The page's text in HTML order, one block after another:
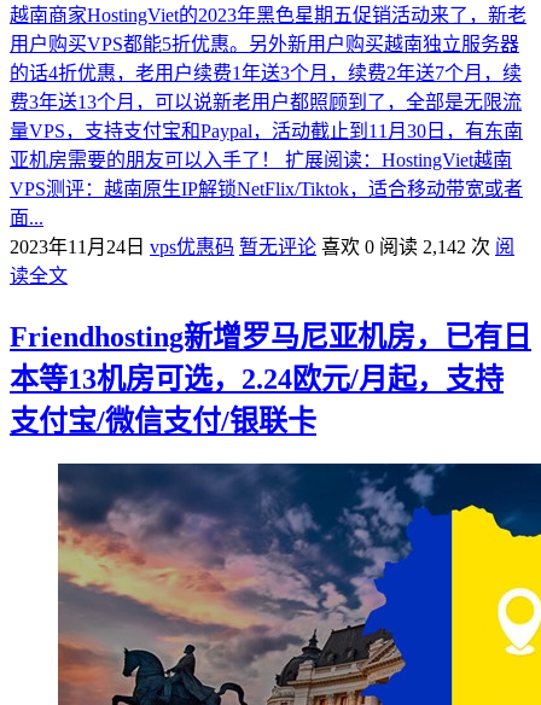
越南商家HostingViet的2023年黑色星期五促销活动来了，新老
用户购买VPS都能5折优惠。另外新用户购买越南独立服务器
的话4折优惠，老用户续费1年送3个月，续费2年送7个月，续
费3年送13个月，可以说新老用户都照顾到了，全部是无限流
量VPS，支持支付宝和Paypal，活动截止到11月30日，有东南
亚机房需要的朋友可以入手了！ 扩展阅读：HostingViet越南
VPS测评：越南原生IP解锁NetFlix/Tiktok，适合移动带宽或者
面...
2023年11月24日 vps优惠码 暂无评论 喜欢 0 阅读 2,142 次 阅
读全文
Friendhosting新增罗马尼亚机房，已有日
本等13机房可选，2.24欧元/月起，支持
支付宝/微信支付/银联卡